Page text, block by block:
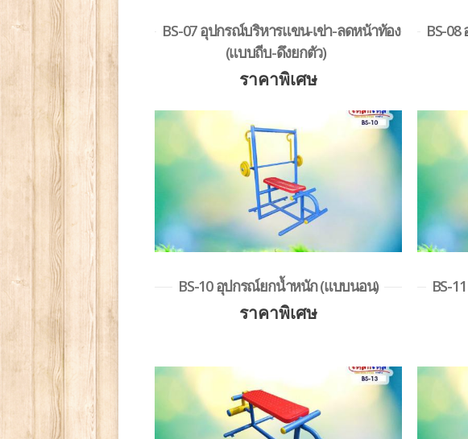
BS-07 อุปกรณ์บริหารแขน-เข่า-ลดหน้าท้อง
(แบบถีบ-ดึงยกตัว)
ราคาพิเศษ
BS-
BS-10 อุปกรณ์ยกน้ำหนัก (แบบนอน)
ราคาพิเศษ
BS-